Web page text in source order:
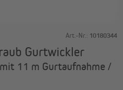
Art.-Nr.: 10180344
Gurtwickler
11 m Gurtaufnahme /